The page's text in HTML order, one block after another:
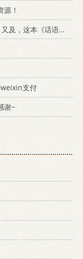
！
本《话语的真相》...
weixin支付
谢~